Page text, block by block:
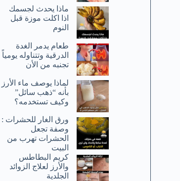
ماذا يحدث لجسمك
اذا اكلت موزة قبل
النوم
طعام يدمر الغدة
الدرقية وتتناوله يومياً
تجنبه من الأن
لماذا يوصف ماء الأرز
بأنه “ذهب سائل”
وكيف تستخدمه؟
ورق الغار للحشرات :
وصفة تجعل
الحشرات تهرب من
البيت
كريم البطاطس
والأرز لعلاج الزوائد
الجلدية